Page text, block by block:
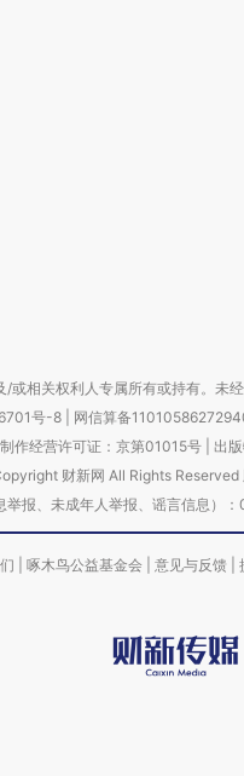
或相关权利人专属所有或持有。未
号-8 网信算备
作经营许可证：京第01015号| 出
财新网 All Rights Reserved
举报、未成年人举报、谣言信息
啄木鸟公益基金会 意见与反馈